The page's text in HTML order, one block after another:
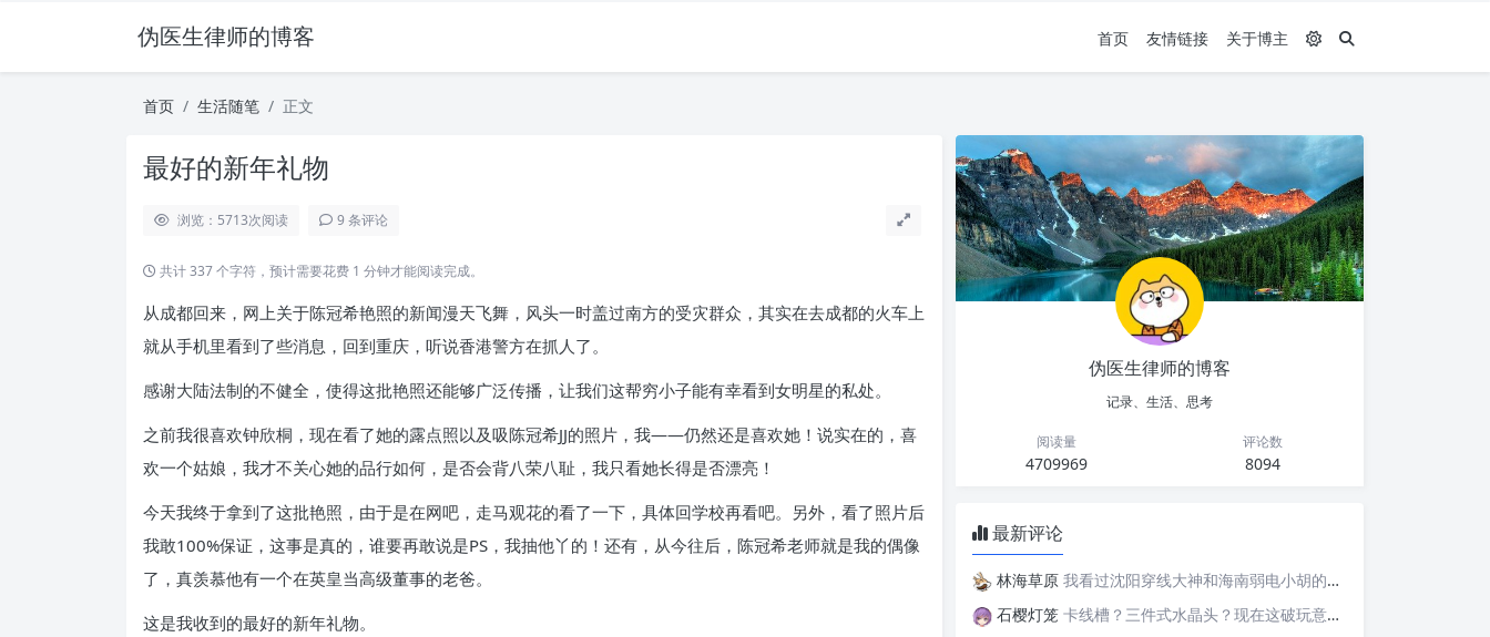
伪医生律师的博客 首页 友情链接 关于博主
首页 生活随笔 正文
最好的新年礼物
浏览：5713次阅读 9 条评论
共计 337 个字符，预计需要花费 1 分钟才能阅读完成。
从成都回来，网上关于陈冠希艳照的新闻漫天飞舞，风头一时盖过南方的受灾群众，其实在去成都的火车上
就从手机里看到了些消息，回到重庆，听说香港警方在抓人了。
感谢大陆法制的不健全，使得这批艳照还能够广泛传播，让我们这帮穷小子能有幸看到女明星的私处。
之前我很喜欢钟欣桐，现在看了她的露点照以及吸陈冠希JJ的照片，我——仍然还是喜欢她！说实在的，喜
欢一个姑娘，我才不关心她的品行如何，是否会背八荣八耻，我只看她长得是否漂亮！
今天我终于拿到了这批艳照，由于是在网吧，走马观花的看了一下，具体回学校再看吧。另外，看了照片后
我敢100%保证，这事是真的，谁要再敢说是PS，我抽他丫的！还有，从今往后，陈冠希老师就是我的偶像
了，真羡慕他有一个在英皇当高级董事的老爸。
这是我收到的最好的新年礼物。
伪医生律师的博客
记录、生活、思考
阅读量
4709969
评论数
8094
最新评论
林海草原 我看过沈阳穿线大神和海南弱电小胡的视频，他们做这些的熟练程度，是不是也是建立在这些翻车之上的....
石樱灯笼 卡线槽？三件式水晶头？现在这破玩意变得这么复杂了？